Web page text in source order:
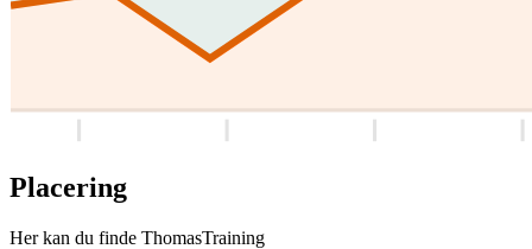
Placering
Her kan du finde ThomasTraining